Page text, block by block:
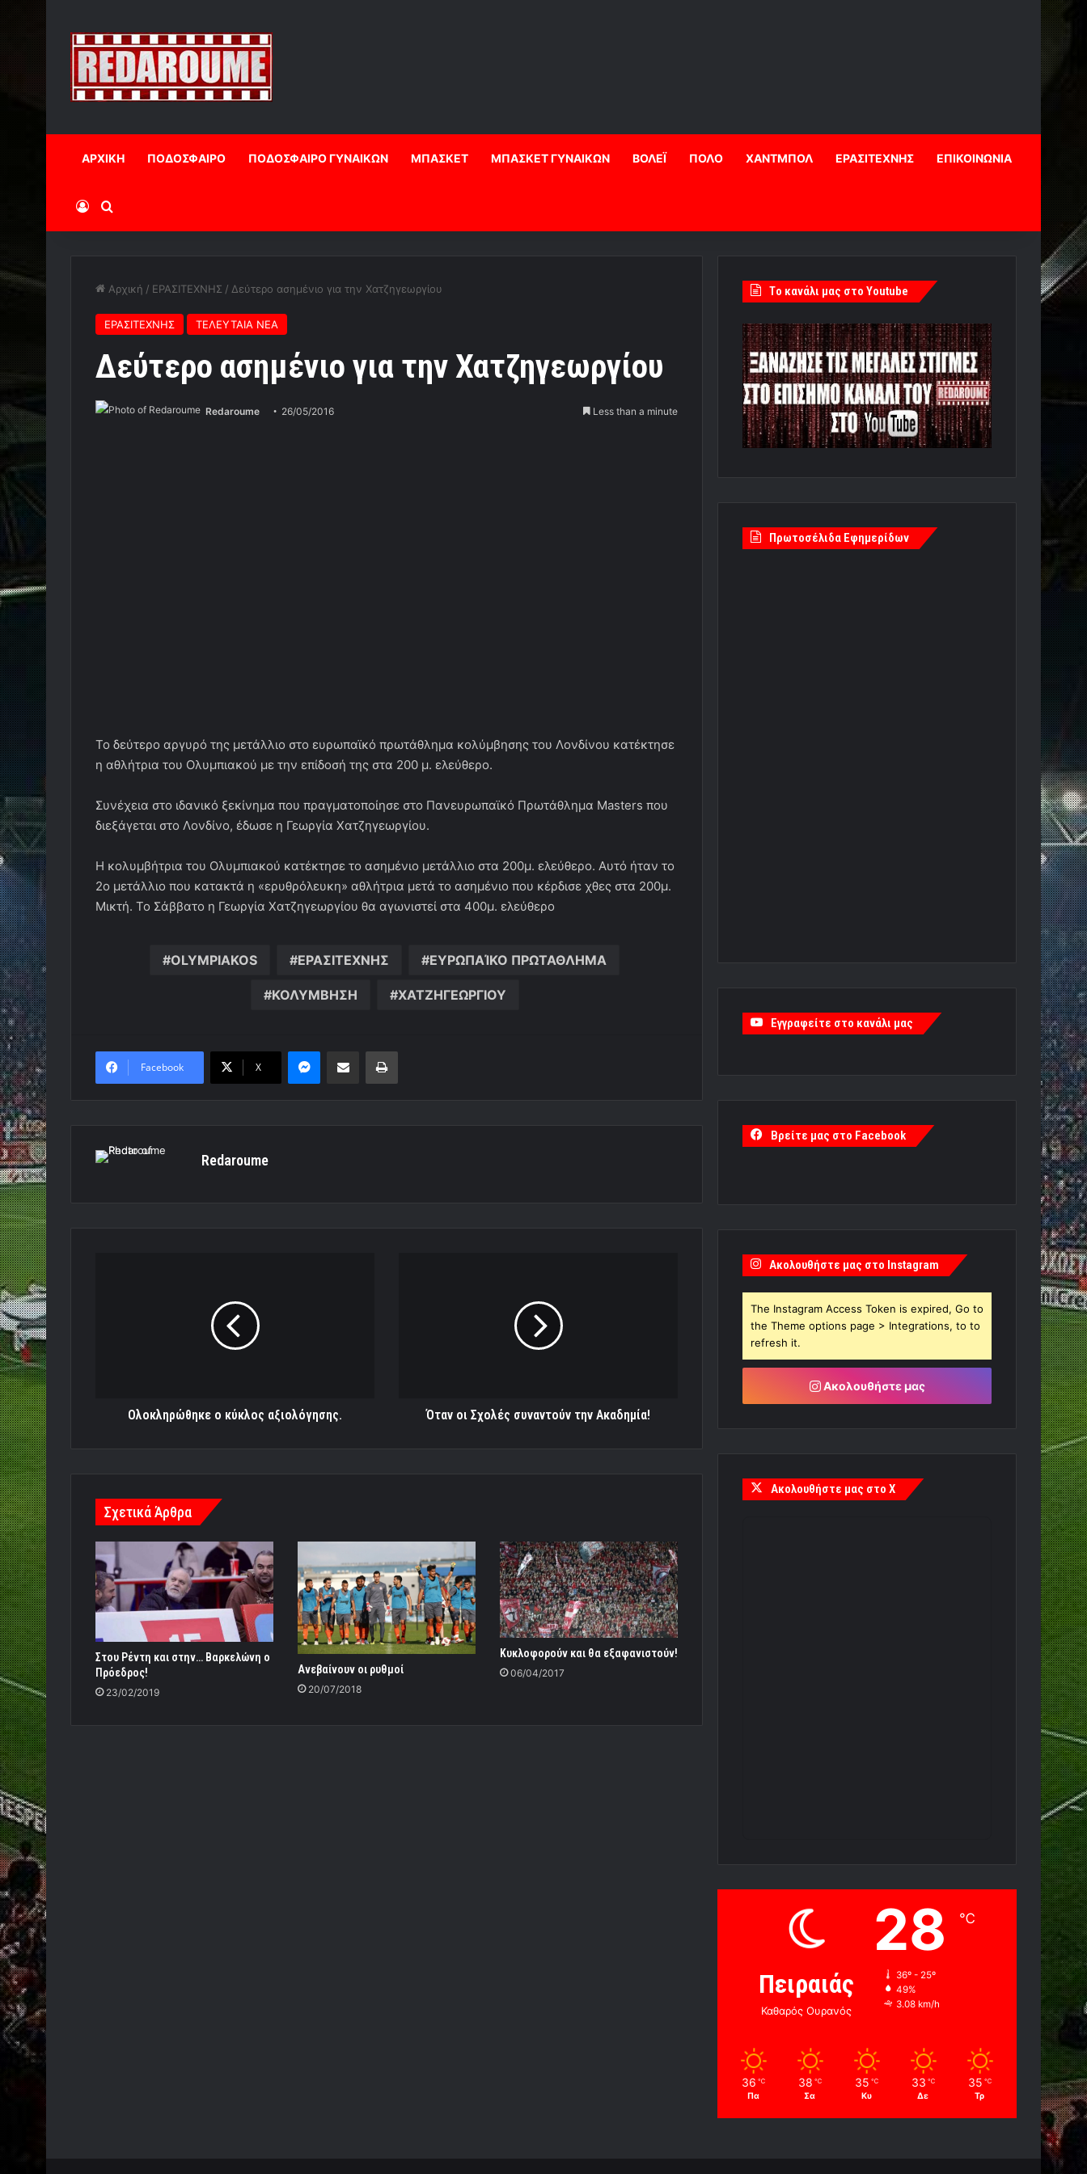
ΑΡΧΙΚΗ ΠΟΔΟΣΦΑΙΡΟ ΠΟΔΟΣΦΑΙΡΟ ΓΥΝΑΙΚΩΝ ΜΠΑΣΚΕΤ ΜΠΑΣΚΕΤ ΓΥΝΑΙΚΩΝ ΒΟΛΕΪ ΠΟΛΟ ΧΑΝΤΜΠΟΛ ΕΡΑΣΙΤΕΧΝΗΣ ΕΠΙΚΟΙΝΩΝΙΑ
Log InΑναζήτηση
Αρχική / ΕΡΑΣΙΤΕΧΝΗΣ / Δεύτερο ασημένιο για την Χατζηγεωργίου
ΕΡΑΣΙΤΕΧΝΗΣ ΤΕΛΕΥΤΑΙΑ ΝΕΑ
Δεύτερο ασημένιο για την Χατζηγεωργίου
Redaroume 26/05/2016 Less than a minute
Το δεύτερο αργυρό της μετάλλιο στο ευρωπαϊκό πρωτάθλημα κολύμβησης του Λονδίνου κατέκτησε
η αθλήτρια του Ολυμπιακού με την επίδοσή της στα 200 μ. ελεύθερο.
Συνέχεια στο ιδανικό ξεκίνημα που πραγματοποίησε στο Πανευρωπαϊκό Πρωτάθλημα Μasters που
διεξάγεται στο Λονδίνο, έδωσε η Γεωργία Χατζηγεωργίου.
Η κολυμβήτρια του Ολυμπιακού κατέκτησε το ασημένιο μετάλλιο στα 200μ. ελεύθερο. Αυτό ήταν το
2ο μετάλλιο που κατακτά η «ερυθρόλευκη» αθλήτρια μετά το ασημένιο που κέρδισε χθες στα 200μ.
Μικτή. Το Σάββατο η Γεωργία Χατζηγεωργίου θα αγωνιστεί στα 400μ. ελεύθερο
OLYMPIAKOS ΕΡΑΣΙΤΕΧΝΗΣ ΕΥΡΩΠΑΊΚΟ ΠΡΩΤΑΘΛΗΜΑ
ΚΟΛΥΜΒΗΣΗ ΧΑΤΖΗΓΕΩΡΓΙΟΥ
Facebook X
MessengerΚοινοποίηση μέσω ηλεκτρονικού ταχυδρομείουΕκτύπωση
Redaroume
Ολοκληρώθηκε ο κύκλος αξιολόγησης. Όταν οι Σχολές συναντούν την Ακαδημία!
Σχετικά Άρθρα
Στου Ρέντη και στην… Βαρκελώνη ο
Πρόεδρος!
23/02/2019
Ανεβαίνουν οι ρυθμοί
20/07/2018
Κυκλοφορούν και θα εξαφανιστούν!
06/04/2017
Tο κανάλι μας στο Youtube
Πρωτοσέλιδα Εφημερίδων
Εγγραφείτε στο κανάλι μας
Βρείτε μας στο Facebook
Ακολουθήστε μας στο Instagram
The Instagram Access Token is expired, Go to
the Theme options page > Integrations, to to
refresh it.
Ακολουθήστε μας
Ακολουθήστε μας στο X
Πειραιάς
Καθαρός Ουρανός
28 ℃
36º - 25º
49%
3.08 km/h
36 ℃
Πα
38 ℃
Σα
35 ℃
Κυ
33 ℃
Δε
35 ℃
Τρ